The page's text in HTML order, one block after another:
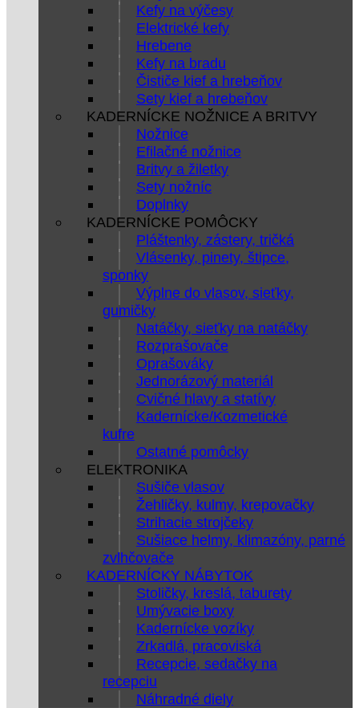
Kefy na výčesy
Elektrické kefy
Hrebene
Kefy na bradu
Čističe kief a hrebeňov
Sety kief a hrebeňov
KADERNÍCKE NOŽNICE A BRITVY
Nožnice
Efilačné nožnice
Britvy a žiletky
Sety nožníc
Doplnky
KADERNÍCKE POMÔCKY
Pláštenky, zástery, tričká
Vlásenky, pinety, štipce,
sponky
Výplne do vlasov, sieťky,
gumičky
Natáčky, sieťky na natáčky
Rozprašovače
Oprašováky
Jednorázový materiál
Cvičné hlavy a statívy
Kadernícke/Kozmetické
kufre
Ostatné pomôcky
ELEKTRONIKA
Sušiče vlasov
Žehličky, kulmy, krepovačky
Strihacie strojčeky
Sušiace helmy, klimazóny, parné
zvlhčovače
KADERNÍCKY NÁBYTOK
Stoličky, kreslá, taburety
Umývacie boxy
Kadernícke vozíky
Zrkadlá, pracoviská
Recepcie, sedačky na
recepciu
Náhradné diely